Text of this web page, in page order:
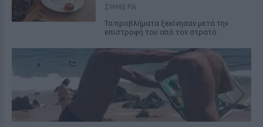
ΣΉΜΕΡΑ
Τα προβλήματα ξεκίνησαν μετά την
επιστροφή του από τον στρατό